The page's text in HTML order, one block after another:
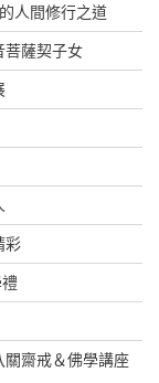
人間修行之道
薩契子女
彩
關齋戒＆佛學講座